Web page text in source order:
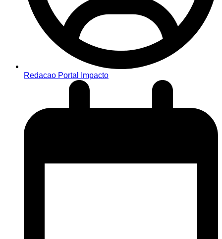
Redacao Portal Impacto